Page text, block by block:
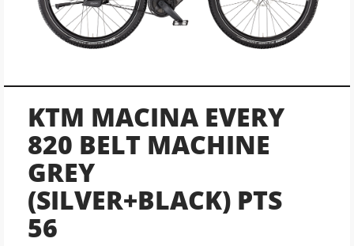
KTM MACINA EVERY
820 BELT MACHINE
GREY
(SILVER+BLACK) PTS
56